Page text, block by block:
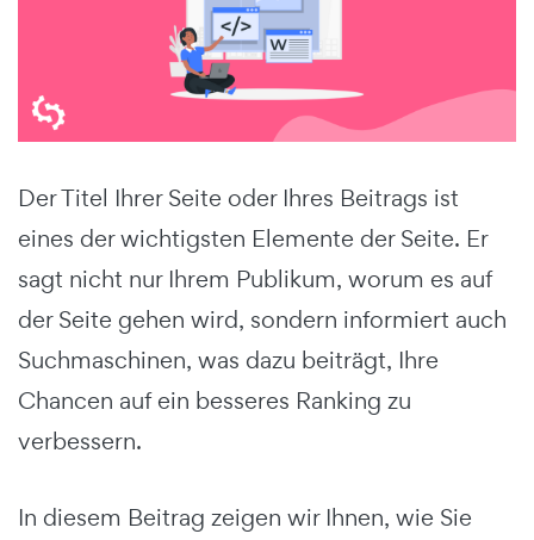
Der Titel Ihrer Seite oder Ihres Beitrags ist
eines der wichtigsten Elemente der Seite. Er
sagt nicht nur Ihrem Publikum, worum es auf
der Seite gehen wird, sondern informiert auch
Suchmaschinen, was dazu beiträgt, Ihre
Chancen auf ein besseres Ranking zu
verbessern.
In diesem Beitrag zeigen wir Ihnen, wie Sie